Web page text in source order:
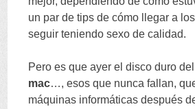
un par de tips de cómo llegar a los
seguir teniendo sexo de calidad.
Pero es que ayer el disco duro del
mac…,esos que nunca fallan,
máquinas informáticas después